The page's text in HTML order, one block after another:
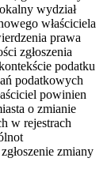
wydział
właściciela
prawa
zgłoszenia
podatku
podatkowych
powinien
o zmianie
w rejestrach
zmiany